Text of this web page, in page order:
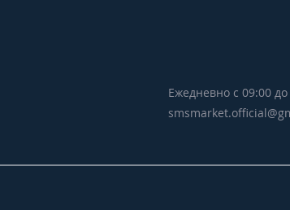
Ежедневно с 09:00